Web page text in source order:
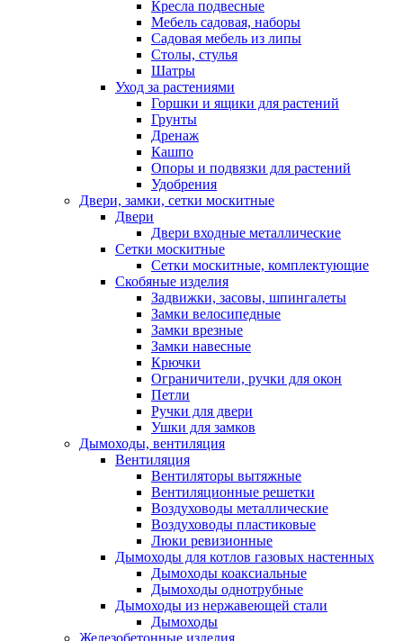
Кресла подвесные
Мебель садовая, наборы
Садовая мебель из липы
Столы, стулья
Шатры
Уход за растениями
Горшки и ящики для растений
Грунты
Дренаж
Кашпо
Опоры и подвязки для растений
Удобрения
Двери, замки, сетки москитные
Двери
Двери входные металлические
Сетки москитные
Сетки москитные, комплектующие
Скобяные изделия
Задвижки, засовы, шпингалеты
Замки велосипедные
Замки врезные
Замки навесные
Крючки
Ограничители, ручки для окон
Петли
Ручки для двери
Ушки для замков
Дымоходы, вентиляция
Вентиляция
Вентиляторы вытяжные
Вентиляционные решетки
Воздуховоды металлические
Воздуховоды пластиковые
Люки ревизионные
Дымоходы для котлов газовых настенных
Дымоходы коаксиальные
Дымоходы однотрубные
Дымоходы из нержавеющей стали
Дымоходы
Железобетонные изделия